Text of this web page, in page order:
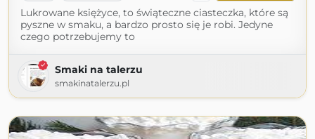
Lukrowane księżyce, to świąteczne ciasteczka, które są
pyszne w smaku, a bardzo prosto się je robi. Jedyne
czego potrzebujemy to
Smaki na talerzu
smakinatalerzu.pl